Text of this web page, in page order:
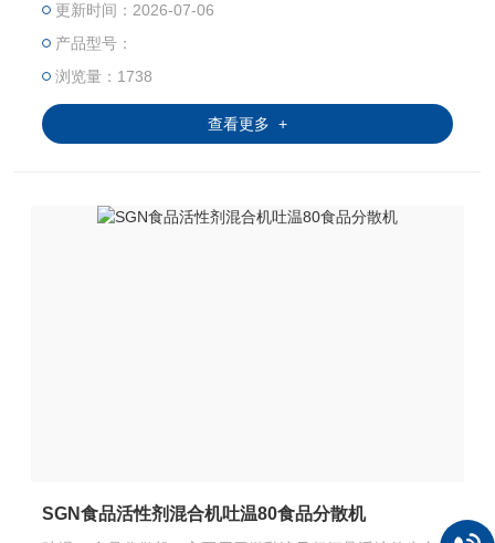
rpm，转子的速度可以达到40m/s。
更新时间：2026-07-06
产品型号：
浏览量：1738
查看更多 +
SGN食品活性剂混合机吐温80食品分散机